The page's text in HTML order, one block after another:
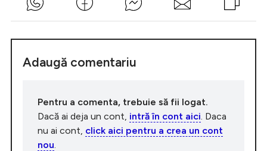
Adaugă comentariu
Pentru a comenta, trebuie să fii logat.
Dacă ai deja un cont, intră în cont aici . Daca
nu ai cont, click aici pentru a crea un cont
nou